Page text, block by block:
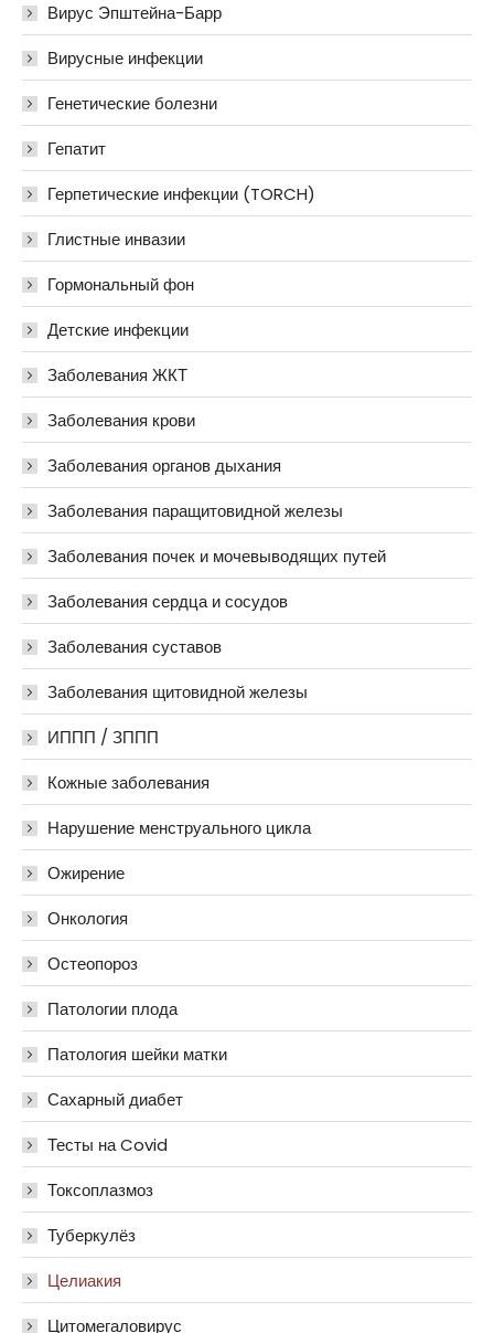
Вирус Эпштейна-Барр
Вирусные инфекции
Генетические болезни
Гепатит
Герпетические инфекции (TORCH)
Глистные инвазии
Гормональный фон
Детские инфекции
Заболевания ЖКТ
Заболевания крови
Заболевания органов дыхания
Заболевания паращитовидной железы
Заболевания почек и мочевыводящих путей
Заболевания сердца и сосудов
Заболевания суставов
Заболевания щитовидной железы
ИППП / ЗППП
Кожные заболевания
Нарушение менструального цикла
Ожирение
Онкология
Остеопороз
Патологии плода
Патология шейки матки
Сахарный диабет
Тесты на Covid
Токсоплазмоз
Туберкулёз
Целиакия
Цитомегаловирус